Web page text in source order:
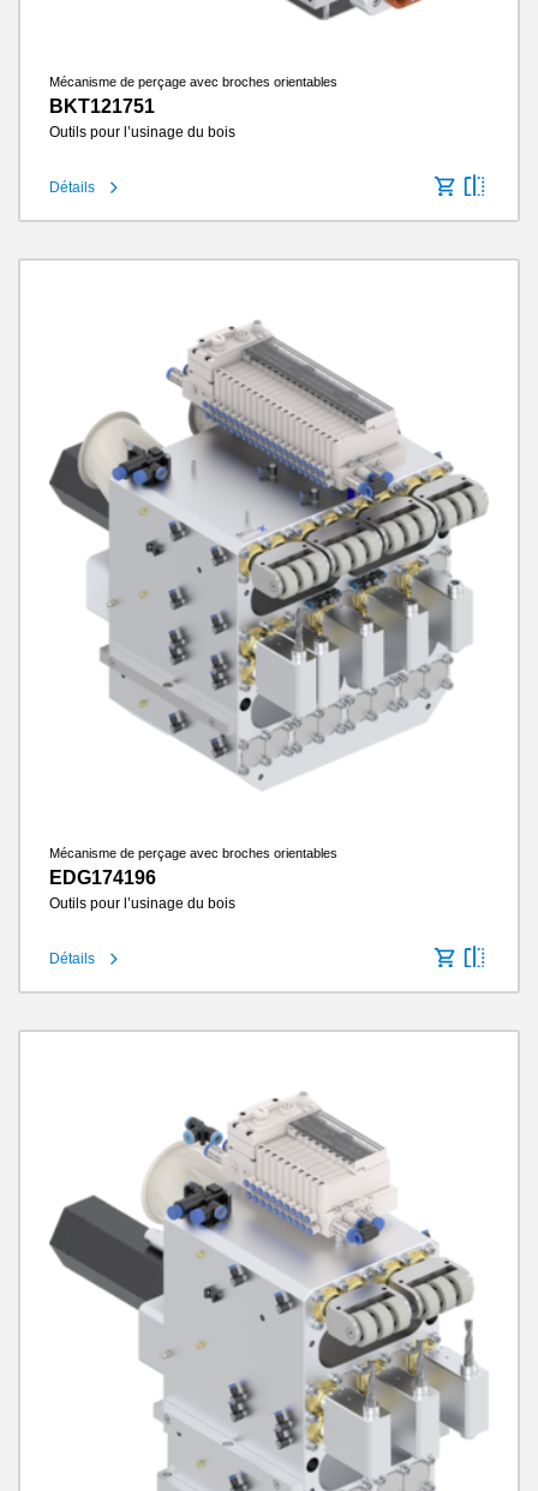
Mécanisme de perçage avec broches orientables
BKT121751
Outils pour l’usinage du bois
Détails
Mécanisme de perçage avec broches orientables
EDG174196
Outils pour l’usinage du bois
Détails